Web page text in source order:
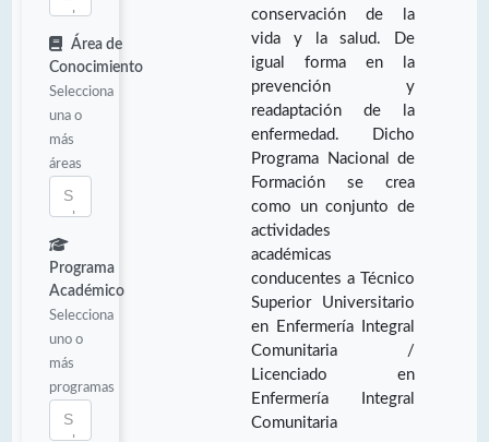
Área de
Conocimiento
Selecciona
una o
más
áreas
Programa
Académico
Selecciona
uno o
más
programas
conservación de la
vida y la salud. De
igual forma en la
prevención y
readaptación de la
enfermedad. Dicho
Programa Nacional de
Formación se crea
como un conjunto de
actividades
académicas
conducentes a Técnico
Superior Universitario
en Enfermería Integral
Comunitaria /
Licenciado en
Enfermería Integral
Comunitaria